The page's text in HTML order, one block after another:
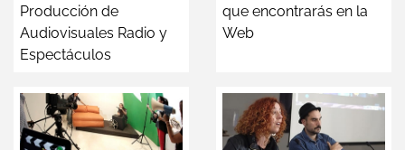
Producción de
Audiovisuales Radio y
Espectáculos
que encontrarás en la
Web